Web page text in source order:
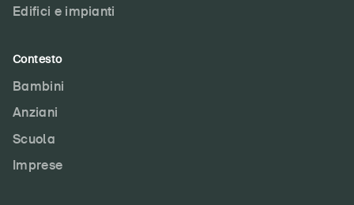
DE FR
Abbonati alla newsletter
Edifici e impianti
Contesto
Bambini
Anziani
Scuola
Imprese